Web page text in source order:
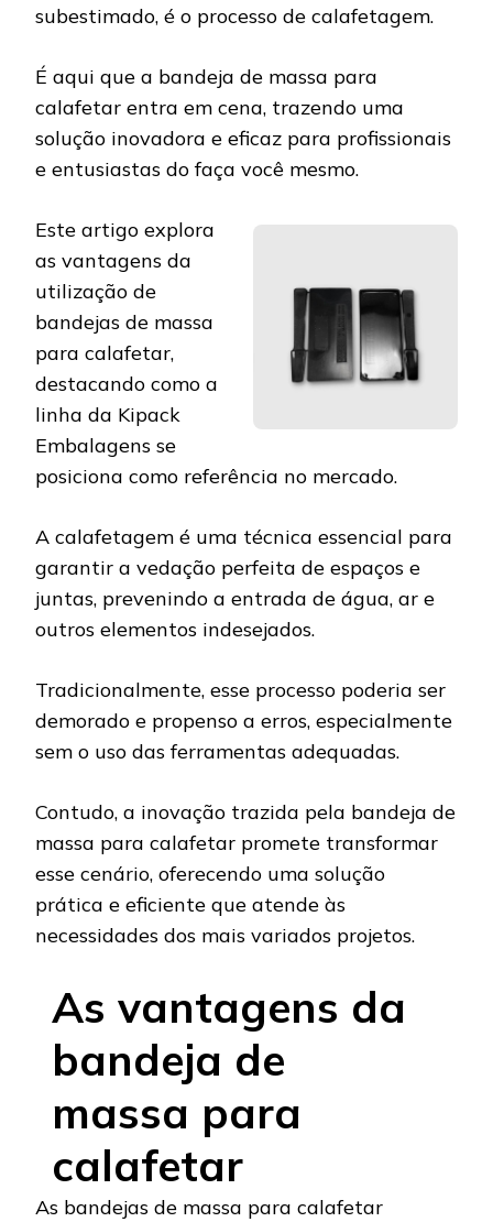
subestimado, é o processo de calafetagem.
É aqui que a bandeja de massa para
calafetar entra em cena, trazendo uma
solução inovadora e eficaz para profissionais
e entusiastas do faça você mesmo.
Este artigo explora
as vantagens da
utilização de
bandejas de massa
para calafetar,
destacando como a
linha da Kipack
Embalagens se
posiciona como referência no mercado.
A calafetagem é uma técnica essencial para
garantir a vedação perfeita de espaços e
juntas, prevenindo a entrada de água, ar e
outros elementos indesejados.
Tradicionalmente, esse processo poderia ser
demorado e propenso a erros, especialmente
sem o uso das ferramentas adequadas.
Contudo, a inovação trazida pela bandeja de
massa para calafetar promete transformar
esse cenário, oferecendo uma solução
prática e eficiente que atende às
necessidades dos mais variados projetos.
As vantagens da
bandeja de
massa para
calafetar
As bandejas de massa para calafetar